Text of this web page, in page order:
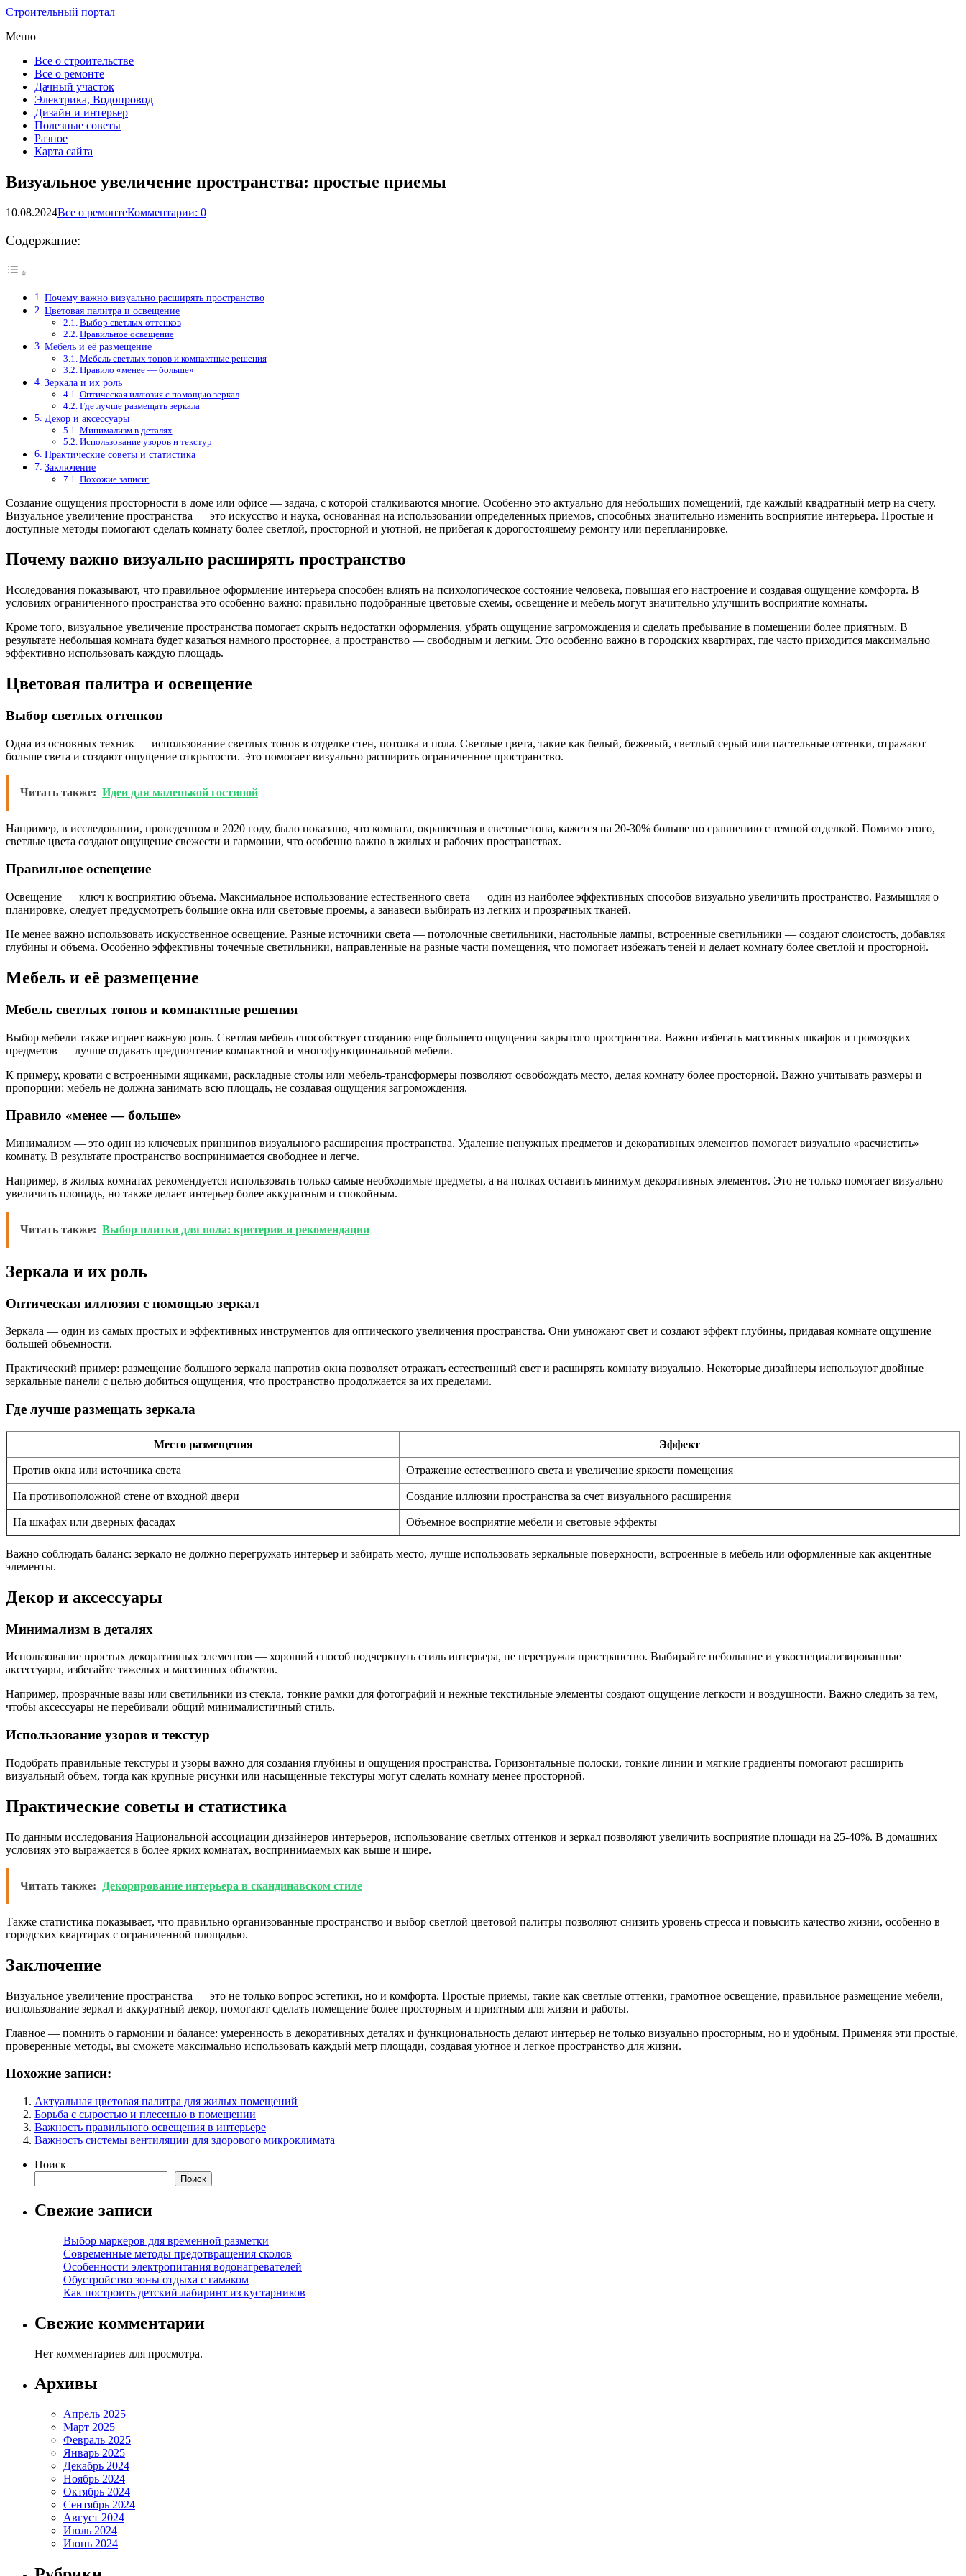
Строительный портал
Меню
Все о строительстве
Все о ремонте
Дачный участок
Электрика, Водопровод
Дизайн и интерьер
Полезные советы
Разное
Карта сайта
Визуальное увеличение пространства: простые приемы
10.08.2024Все о ремонтеКомментарии: 0
Содержание:
Почему важно визуально расширять пространство
Цветовая палитра и освещение
Выбор светлых оттенков
Правильное освещение
Мебель и её размещение
Мебель светлых тонов и компактные решения
Правило «менее — больше»
Зеркала и их роль
Оптическая иллюзия с помощью зеркал
Где лучше размещать зеркала
Декор и аксессуары
Минимализм в деталях
Использование узоров и текстур
Практические советы и статистика
Заключение
Похожие записи:
Создание ощущения просторности в доме или офисе — задача, с которой сталкиваются многие. Особенно это актуально для небольших помещений, где каждый квадратный метр на счету.
Визуальное увеличение пространства — это искусство и наука, основанная на использовании определенных приемов, способных значительно изменить восприятие интерьера. Простые и
доступные методы помогают сделать комнату более светлой, просторной и уютной, не прибегая к дорогостоящему ремонту или перепланировке.
Почему важно визуально расширять пространство
Исследования показывают, что правильное оформление интерьера способен влиять на психологическое состояние человека, повышая его настроение и создавая ощущение комфорта. В
условиях ограниченного пространства это особенно важно: правильно подобранные цветовые схемы, освещение и мебель могут значительно улучшить восприятие комнаты.
Кроме того, визуальное увеличение пространства помогает скрыть недостатки оформления, убрать ощущение загромождения и сделать пребывание в помещении более приятным. В
результате небольшая комната будет казаться намного просторнее, а пространство — свободным и легким. Это особенно важно в городских квартирах, где часто приходится максимально
эффективно использовать каждую площадь.
Цветовая палитра и освещение
Выбор светлых оттенков
Одна из основных техник — использование светлых тонов в отделке стен, потолка и пола. Светлые цвета, такие как белый, бежевый, светлый серый или пастельные оттенки, отражают
больше света и создают ощущение открытости. Это помогает визуально расширить ограниченное пространство.
Читать также: Идеи для маленькой гостиной
Например, в исследовании, проведенном в 2020 году, было показано, что комната, окрашенная в светлые тона, кажется на 20-30% больше по сравнению с темной отделкой. Помимо этого,
светлые цвета создают ощущение свежести и гармонии, что особенно важно в жилых и рабочих пространствах.
Правильное освещение
Освещение — ключ к восприятию объема. Максимальное использование естественного света — один из наиболее эффективных способов визуально увеличить пространство. Размышляя о
планировке, следует предусмотреть большие окна или световые проемы, а занавеси выбирать из легких и прозрачных тканей.
Не менее важно использовать искусственное освещение. Разные источники света — потолочные светильники, настольные лампы, встроенные светильники — создают слоистость, добавляя
глубины и объема. Особенно эффективны точечные светильники, направленные на разные части помещения, что помогает избежать теней и делает комнату более светлой и просторной.
Мебель и её размещение
Мебель светлых тонов и компактные решения
Выбор мебели также играет важную роль. Светлая мебель способствует созданию еще большего ощущения закрытого пространства. Важно избегать массивных шкафов и громоздких
предметов — лучше отдавать предпочтение компактной и многофункциональной мебели.
К примеру, кровати с встроенными ящиками, раскладные столы или мебель-трансформеры позволяют освобождать место, делая комнату более просторной. Важно учитывать размеры и
пропорции: мебель не должна занимать всю площадь, не создавая ощущения загромождения.
Правило «менее — больше»
Минимализм — это один из ключевых принципов визуального расширения пространства. Удаление ненужных предметов и декоративных элементов помогает визуально «расчистить»
комнату. В результате пространство воспринимается свободнее и легче.
Например, в жилых комнатах рекомендуется использовать только самые необходимые предметы, а на полках оставить минимум декоративных элементов. Это не только помогает визуально
увеличить площадь, но также делает интерьер более аккуратным и спокойным.
Читать также: Выбор плитки для пола: критерии и рекомендации
Зеркала и их роль
Оптическая иллюзия с помощью зеркал
Зеркала — один из самых простых и эффективных инструментов для оптического увеличения пространства. Они умножают свет и создают эффект глубины, придавая комнате ощущение
большей объемности.
Практический пример: размещение большого зеркала напротив окна позволяет отражать естественный свет и расширять комнату визуально. Некоторые дизайнеры используют двойные
зеркальные панели с целью добиться ощущения, что пространство продолжается за их пределами.
Где лучше размещать зеркала
Место размещения Эффект
Против окна или источника света Отражение естественного света и увеличение яркости помещения
На противоположной стене от входной двери Создание иллюзии пространства за счет визуального расширения
На шкафах или дверных фасадах Объемное восприятие мебели и световые эффекты
Важно соблюдать баланс: зеркало не должно перегружать интерьер и забирать место, лучше использовать зеркальные поверхности, встроенные в мебель или оформленные как акцентные
элементы.
Декор и аксессуары
Минимализм в деталях
Использование простых декоративных элементов — хороший способ подчеркнуть стиль интерьера, не перегружая пространство. Выбирайте небольшие и узкоспециализированные
аксессуары, избегайте тяжелых и массивных объектов.
Например, прозрачные вазы или светильники из стекла, тонкие рамки для фотографий и нежные текстильные элементы создают ощущение легкости и воздушности. Важно следить за тем,
чтобы аксессуары не перебивали общий минималистичный стиль.
Использование узоров и текстур
Подобрать правильные текстуры и узоры важно для создания глубины и ощущения пространства. Горизонтальные полоски, тонкие линии и мягкие градиенты помогают расширить
визуальный объем, тогда как крупные рисунки или насыщенные текстуры могут сделать комнату менее просторной.
Практические советы и статистика
По данным исследования Национальной ассоциации дизайнеров интерьеров, использование светлых оттенков и зеркал позволяют увеличить восприятие площади на 25-40%. В домашних
условиях это выражается в более ярких комнатах, воспринимаемых как выше и шире.
Читать также: Декорирование интерьера в скандинавском стиле
Также статистика показывает, что правильно организованные пространство и выбор светлой цветовой палитры позволяют снизить уровень стресса и повысить качество жизни, особенно в
городских квартирах с ограниченной площадью.
Заключение
Визуальное увеличение пространства — это не только вопрос эстетики, но и комфорта. Простые приемы, такие как светлые оттенки, грамотное освещение, правильное размещение мебели,
использование зеркал и аккуратный декор, помогают сделать помещение более просторным и приятным для жизни и работы.
Главное — помнить о гармонии и балансе: умеренность в декоративных деталях и функциональность делают интерьер не только визуально просторным, но и удобным. Применяя эти простые,
проверенные методы, вы сможете максимально использовать каждый метр площади, создавая уютное и легкое пространство для жизни.
Похожие записи:
Актуальная цветовая палитра для жилых помещений
Борьба с сыростью и плесенью в помещении
Важность правильного освещения в интерьере
Важность системы вентиляции для здорового микроклимата
Поиск
Поиск
Свежие записи
Выбор маркеров для временной разметки
Современные методы предотвращения сколов
Особенности электропитания водонагревателей
Обустройство зоны отдыха с гамаком
Как построить детский лабиринт из кустарников
Свежие комментарии
Нет комментариев для просмотра.
Архивы
Апрель 2025
Март 2025
Февраль 2025
Январь 2025
Декабрь 2024
Ноябрь 2024
Октябрь 2024
Сентябрь 2024
Август 2024
Июль 2024
Июнь 2024